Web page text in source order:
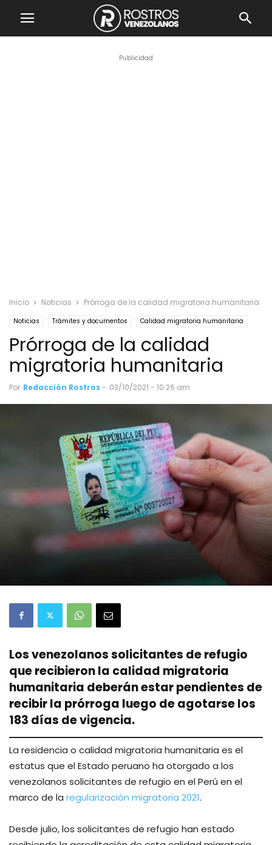
Publicidad
Inicio Noticias Prórroga de la calidad migratoria humanitaria
Noticias Trámites y documentos
Calidad migratoria humanitaria
Solicitud de refugio
Prórroga de la calidad
migratoria humanitaria
Por Redacción Rostros- 03/10/2021 - 10:26 am
Los venezolanos solicitantes de refugio
que recibieron la calidad migratoria
humanitaria deberán estar pendientes de
recibir la prórroga luego de agotarse los
183 días de vigencia.
La residencia o calidad migratoria humanitaria es el
estatus que el Estado peruano ha otorgado a los
venezolanos solicitantes de refugio en el Perú en el
marco de la regularización migratoria 2021.
Desde julio, los solicitantes de refugio han estado